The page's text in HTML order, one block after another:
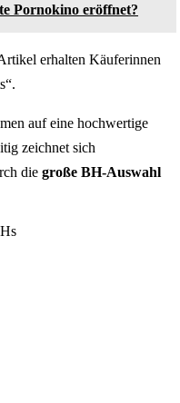
Pornokino eröffnet?
erhalten Käuferinnen
auf eine hochwertige
zeichnet sich
die große BH-Auswahl